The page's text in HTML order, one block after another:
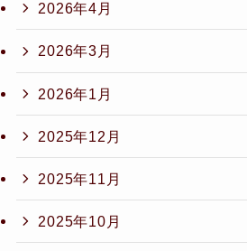
2026年4月
2026年3月
2026年1月
2025年12月
2025年11月
2025年10月